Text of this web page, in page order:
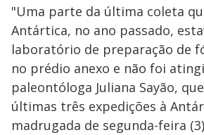
"Uma parte da última coleta
Antártica, no ano passado,
laboratório de preparação de
no prédio anexo e não foi
paleontóloga Juliana Sayão,
últimas três expedições à
madrugada de segunda-feira